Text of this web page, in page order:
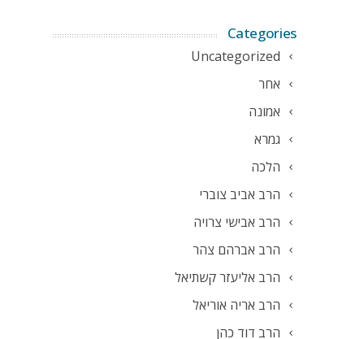
Categories
Uncategorized
אחר
אמונה
גמרא
הלכה
הרב אביב צוברי
הרב אבישי צרויה
הרב אברהם צהר
הרב אליעזר קשתיאל
הרב אריה אוריאל
הרב דוד כהן